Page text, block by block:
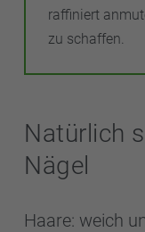
raffiniert
zu schaffen.
Natürlich
Nägel
Haare: weich